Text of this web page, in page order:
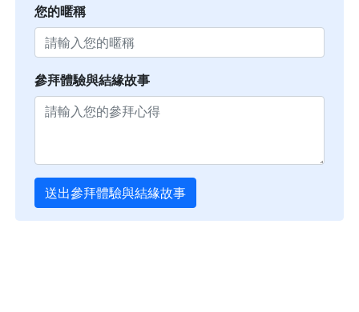
您的暱稱
參拜體驗與結緣故事
送出參拜體驗與結緣故事